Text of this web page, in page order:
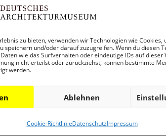
zu bieten, verwenden wir Technologien wie Cookies,
speichern und/oder darauf zuzugreifen. Wenn du diesen
wie das Surfverhalten oder eindeutige IDs auf dieser
nicht erteilst oder zurückziehst, können bestimmte
werden.
Ablehnen
Cookie-RichtlinieDatenschutzImpressum